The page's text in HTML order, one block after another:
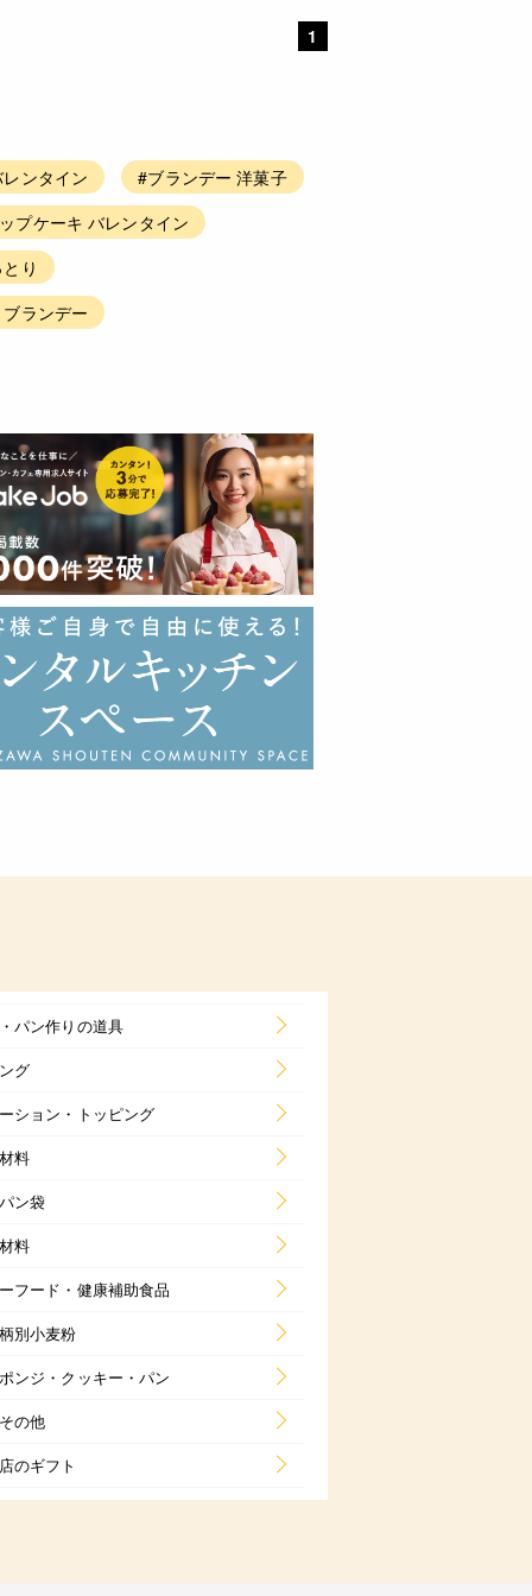
1
ンタイン
#ブランデー 洋菓子
プケーキ バレンタイン
り
ランデー
パン作りの道具
グ
ション・トッピング
料
ン袋
料
フード・健康補助食品
別小麦粉
ンジ・クッキー・パン
の他
のギフト